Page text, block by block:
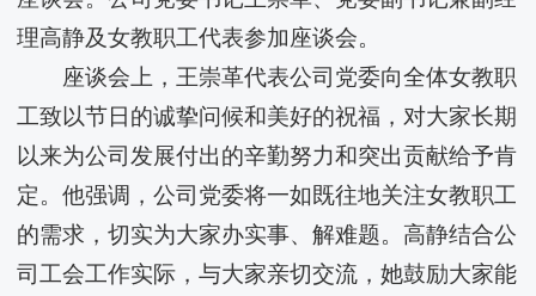
理高静及女教职工代表参加座谈会。
座谈会上，王崇革代表公司党委向全体女教职
工致以节日的诚挚问候和美好的祝福，对大家长期
以来为公司发展付出的辛勤努力和突出贡献给予肯
定。他强调，公司党委将一如既往地关注女教职工
的需求，切实为大家办实事、解难题。高静结合公
司工会工作实际，与大家亲切交流，她鼓励大家能